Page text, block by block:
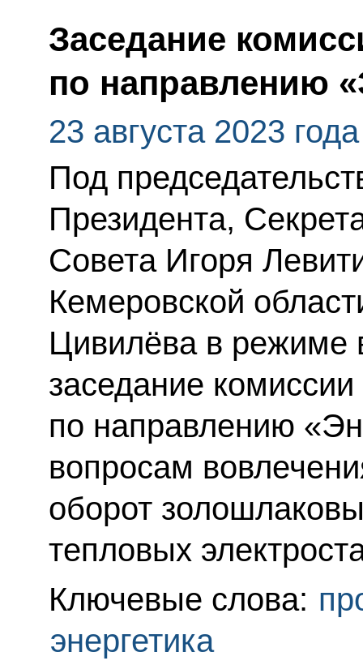
Заседание
по направлению
23 августа 2023 года
Под
Президента,
Совета Игоря
Кемеровской
Цивилёва в режиме
заседание комиссии
по направлению
вопросам
оборот
тепловых
Ключевые слова:
энергетика